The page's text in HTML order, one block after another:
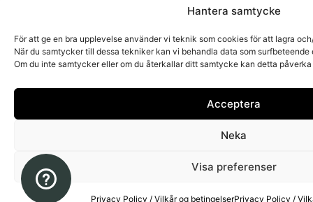
Hantera samtycke
För att ge en bra upplevelse använder vi teknik som cookies för att lagra
När du samtycker till dessa tekniker kan vi behandla data som
Om du inte samtycker eller om du återkallar ditt samtycke kan detta
Acceptera
Neka
Visa preferenser
Privacy Policy / Vilkår og betingelserPrivacy Policy /